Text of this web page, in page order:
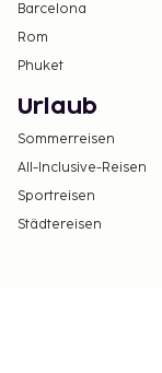
Barcelona
Rom
Phuket
Urlaub
Sommerreisen
All-Inclusive-Reisen
Sportreisen
Städtereisen